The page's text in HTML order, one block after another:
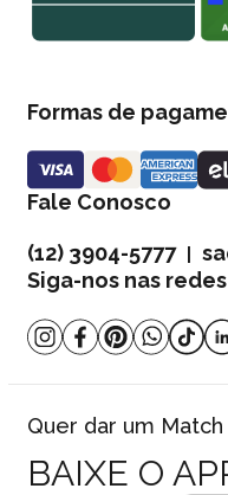
Formas de
Fale Conosco
(12) 3904-5777|
Siga-nos nas
Quer dar um
BAIXE O